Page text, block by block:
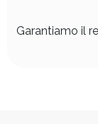
Garantiamo il